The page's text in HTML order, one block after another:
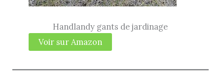
Handlandy gants de jardinage
Voir sur Amazon